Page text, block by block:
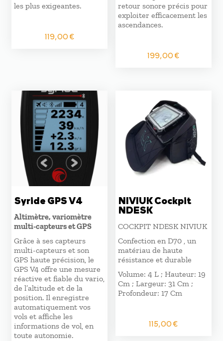
les plus exigeantes.
119,00€
retour sonore précis pour
exploiter efficacement les
ascendances.
199,00€
Syride GPS V4
Altimètre, variomètre
multi-capteurs et GPS
Grâce à ses capteurs
multi-capteurs et son
GPS haute précision, le
GPS V4 offre une mesure
réactive et fiable du vario,
de l’altitude et de la
position. Il enregistre
automatiquement vos
vols et affiche les
informations de vol, en
toute autonomie.
NIVIUK Cockpit
NDESK
COCKPIT NDESK NIVIUK
Confection en D70 , un
matériau de haute
résistance et durable
Volume: 4 L ; Hauteur: 19
Cm ; Largeur: 31 Cm ;
Profondeur: 17 Cm
115,00€